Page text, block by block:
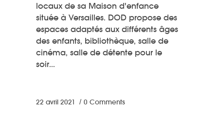
locaux de sa Maison d'enfance
située à Versailles. DOD propose des
espaces adaptés aux différents âges
des enfants, bibliothèque, salle de
cinéma, salle de détente pour le
soir
22 avril 2021 0 Comments